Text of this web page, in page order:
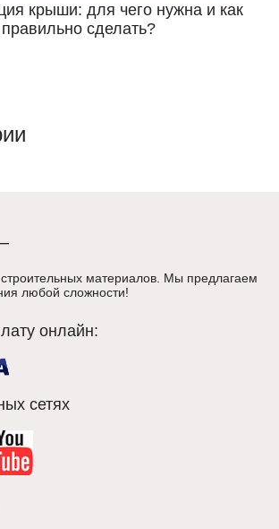
крыши: для чего нужна и как
правильно сделать?
строительных материалов. Мы предлагаем
любой сложности!
онлайн:
сетях